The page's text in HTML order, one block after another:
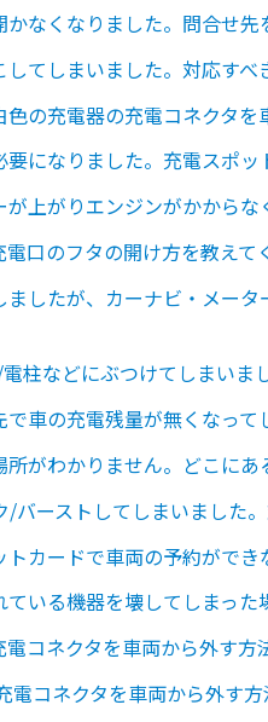
なくなりました。問合せ先
てしまいました。対応すべ
の充電器の充電コネクタを
になりました。充電スポッ
上がりエンジンがかからな
口のフタの開け方を教えて
したが、カーナビ・メー
柱などにぶつけてしまいま
車の充電残量が無くなって
がわかりません。どこにあ
バーストしてしまいました
カードで車両の予約ができ
いる機器を壊してしまった
コネクタを車両から外す方
電コネクタを車両から外す方